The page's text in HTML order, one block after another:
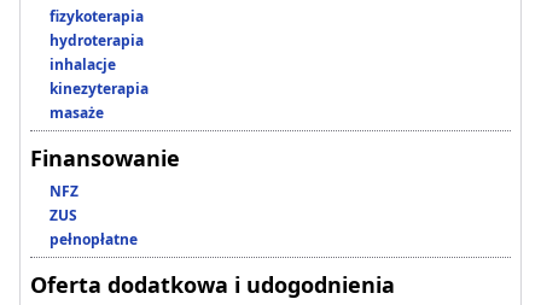
fizykoterapia
hydroterapia
inhalacje
kinezyterapia
masaże
Finansowanie
NFZ
ZUS
pełnopłatne
Oferta dodatkowa i udogodnienia